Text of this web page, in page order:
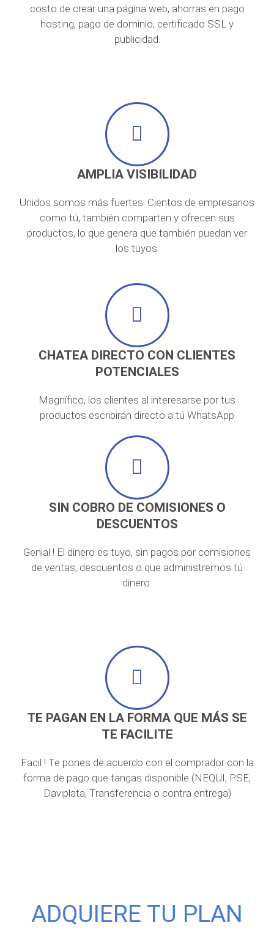
costo de crear una página web, ahorras en pago
hosting, pago de dominio, certificado SSL y
publicidad.
AMPLIA VISIBILIDAD
Unidos somos más fuertes. Cientos de empresarios
como tú, también comparten y ofrecen sus
productos, lo que genera que también puedan ver
los tuyos.
CHATEA DIRECTO CON CLIENTES
POTENCIALES
Magnífico, los clientes al interesarse por tus
productos escribirán directo a tú WhatsApp
SIN COBRO DE COMISIONES O
DESCUENTOS
Genial ! El dinero es tuyo, sin pagos por comisiones
de ventas, descuentos o que administremos tú
dinero.
TE PAGAN EN LA FORMA QUE MÁS SE
TE FACILITE
Facil ! Te pones de acuerdo con el comprador con la
forma de pago que tangas disponible (NEQUI, PSE,
Daviplata, Transferencia o contra entrega)
ADQUIERE TU PLAN